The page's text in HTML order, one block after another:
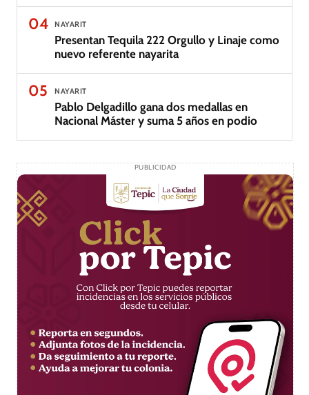
04 NAYARIT
Presentan Tequila 222 Orgullo y Linaje como
nuevo referente nayarita
05 NAYARIT
Pablo Delgadillo gana dos medallas en
Nacional Máster y suma 5 años en podio
PUBLICIDAD